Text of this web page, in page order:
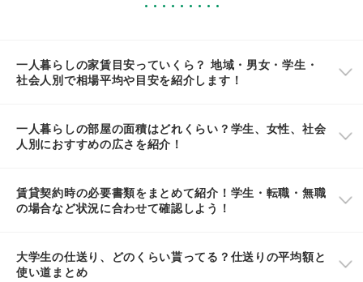
一人暮らしの家賃目安っていくら？ 地域・男女・学生・
社会人別で相場平均や目安を紹介します！
一人暮らしの部屋の面積はどれくらい？学生、女性、社会
人別におすすめの広さを紹介！
賃貸契約時の必要書類をまとめて紹介！学生・転職・無職
の場合など状況に合わせて確認しよう！
大学生の仕送り、どのくらい貰ってる？仕送りの平均額と
使い道まとめ